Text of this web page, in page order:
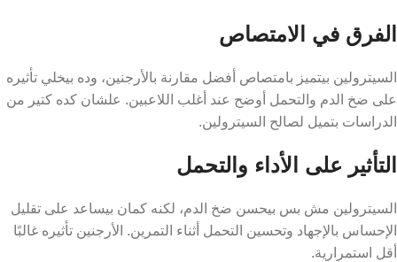
الفرق في الامتصاص
السيترولين بيتميز بامتصاص أفضل مقارنة بالأرجنين، وده بيخلي تأثيره
على ضخ الدم والتحمل أوضح عند أغلب اللاعبين. علشان كده كتير من
الدراسات بتميل لصالح السيترولين.
التأثير على الأداء والتحمل
السيترولين مش بس بيحسن ضخ الدم، لكنه كمان بيساعد على تقليل
الإحساس بالإجهاد وتحسين التحمل أثناء التمرين. الأرجنين تأثيره غالبًا
أقل استمرارية.